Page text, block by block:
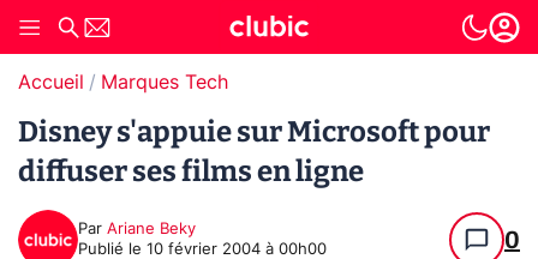
Accueil Marques Tech
Disney s'appuie sur Microsoft pour
diffuser ses films en ligne
Par Ariane Beky
Publié le 10 février 2004 à 00h00 0